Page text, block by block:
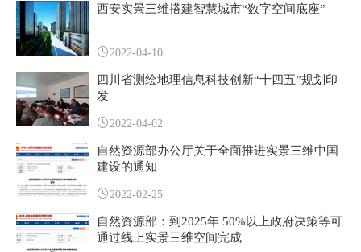
西安实景三维搭建智慧城市“数字空间底座”
2022-04-10
四川省测绘地理信息科技创新“十四五”规划印
发
2022-04-02
自然资源部办公厅关于全面推进实景三维中国
建设的通知
2022-02-25
自然资源部：到2025年 50%以上政府决策等可
通过线上实景三维空间完成